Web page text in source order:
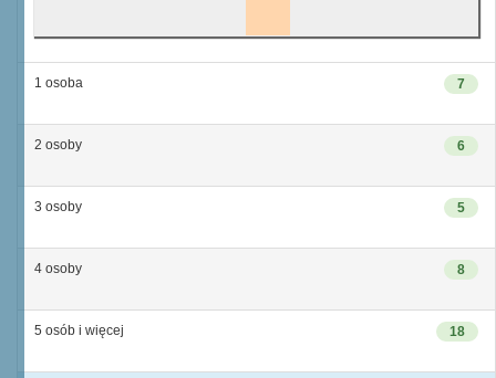
7
1 osoba
6
2 osoby
5
3 osoby
8
4 osoby
18
5 osób i więcej